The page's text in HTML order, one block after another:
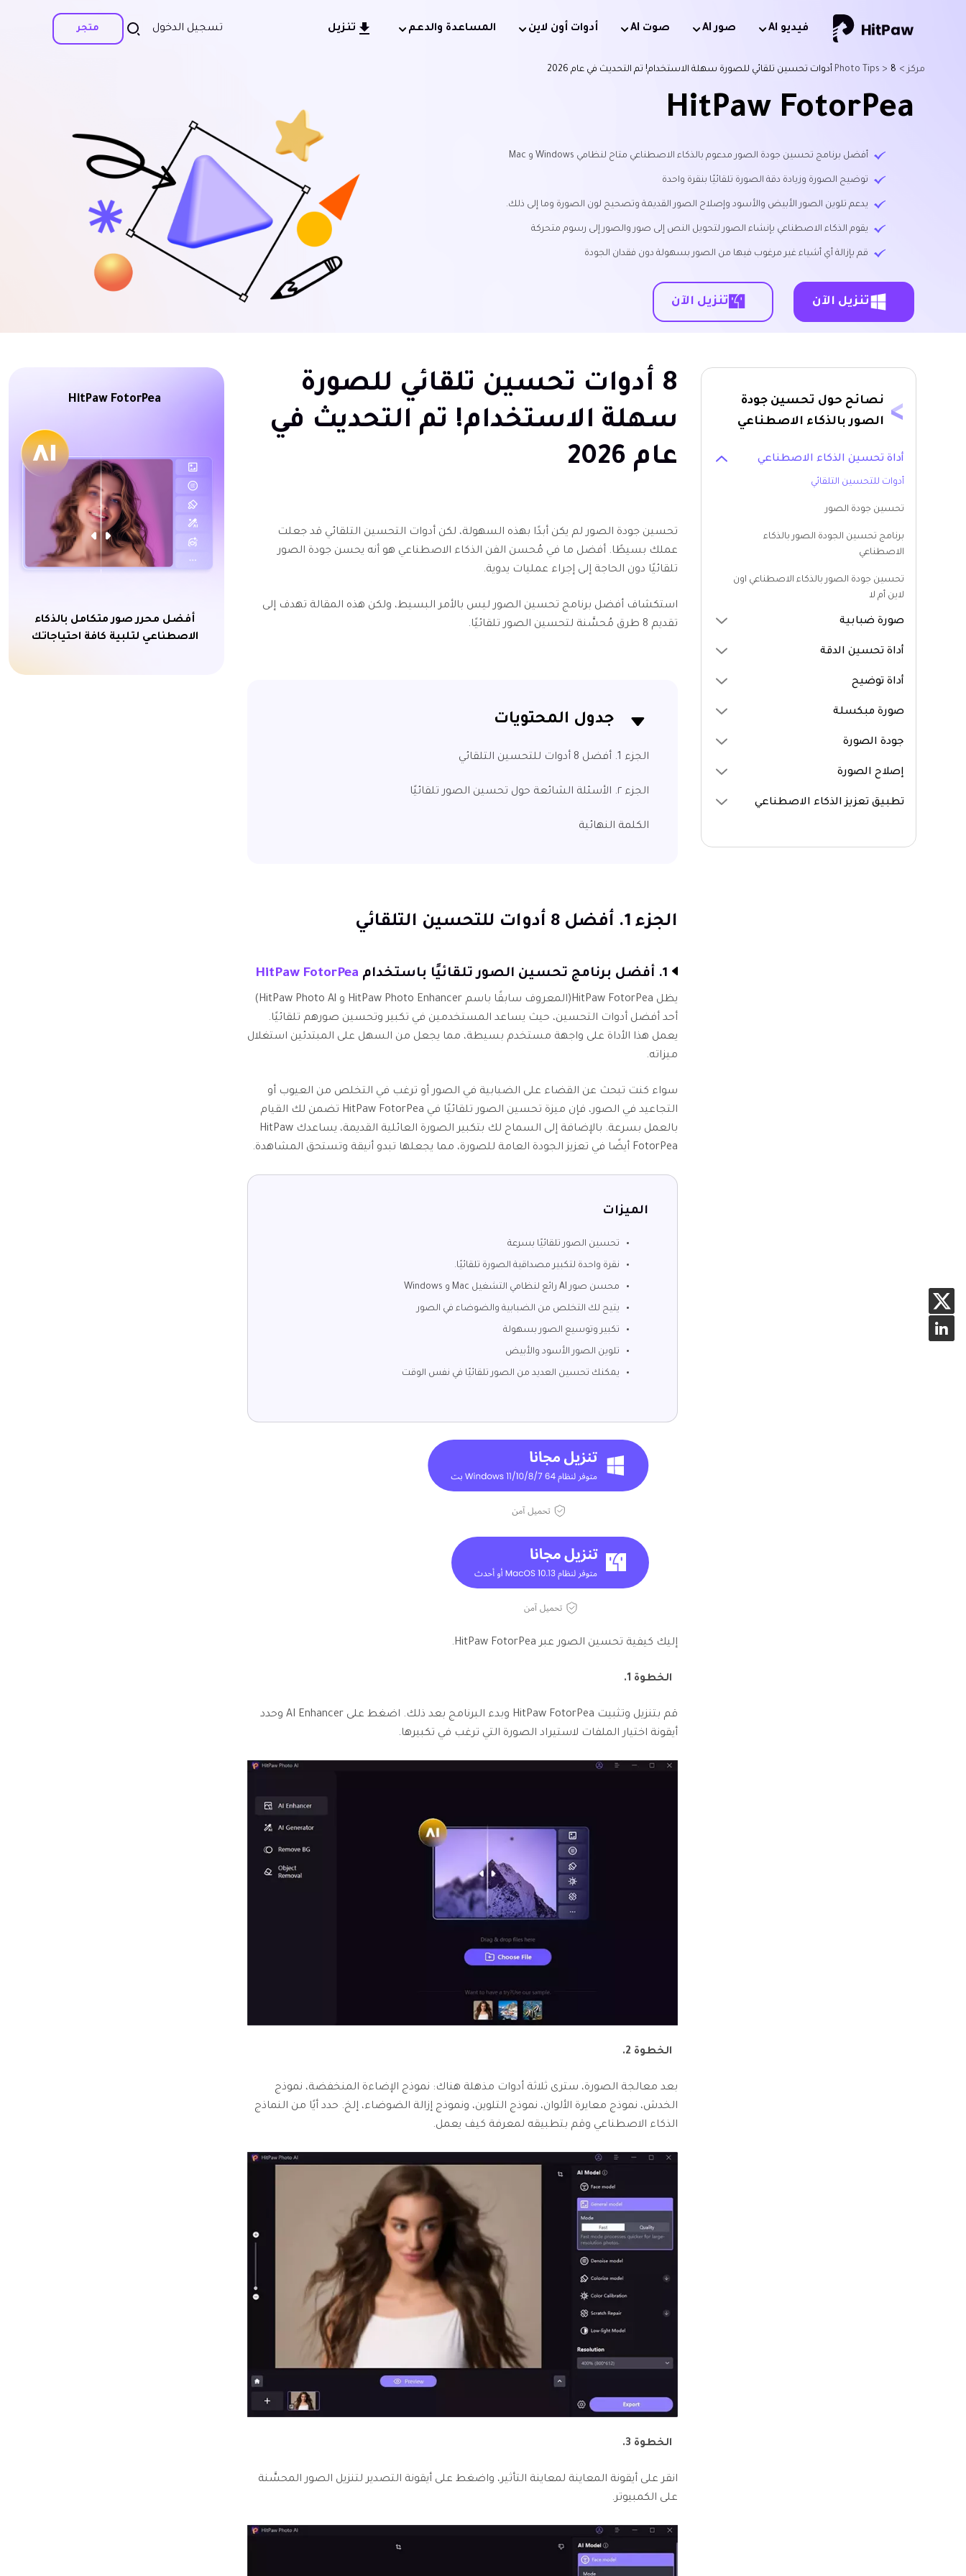
تسجيل الدخول متجر فيديو Al صور AI صوت AI أدوات أون لاين المساعدة والدعم تنزيل
مركز > Photo Tips > 8 أدوات تحسين تلقائي للصورة سهلة الاستخدام! تم التحديث في عام 2026
HitPaw FotorPea
أفضل برنامج تحسين جودة الصور مدعوم بالذكاء الاصطناعي متاح لنظامي Windows و Mac
توضيح الصورة وزيادة دقة الصورة تلقائيًا بنقرة واحدة
يدعم تلوين الصور الأبيض والأسود وإصلاح الصور القديمة وتصحيح لون الصورة وما إلى ذلك.
يقوم الذكاء الاصطناعي بإنشاء الصور لتحويل النص إلى صور والصور إلى رسوم متحركة
قم بإزالة أي أشياء غير مرغوب فيها من الصور بسهولة دون فقدان الجودة
تنزيل الآن تنزيل الآن
نصائح حول تحسين جودة
الصور بالذكاء الاصطناعي
أداة تحسين الذكاء الاصطناعي
أدوات للتحسين التلقائي
تحسين جودة الصور
برنامج تحسين الجودة الصور بالذكاء
الاصطناعي
تحسين جودة الصور بالذكاء الاصطناعي اون
لاين أم لا
أفضل برامج تحسين جودة الصور
كيفية تحسين الصورة
أفضل محسن للصور اون لاين
محسنات الصور
صورة ضبابية
أداة تحسين الدقة
أداة توضيح
صورة مبكسلة
جودة الصورة
إصلاح الصورة
تطبيق تعزيز الذكاء الاصطناعي
8 أدوات تحسين تلقائي للصورة
سهلة الاستخدام! تم التحديث في
عام 2026
تحسين جودة الصور لم يكن أبدًا بهذه السهولة، لكن أدوات التحسين التلقائي قد جعلت
عملك بسيطًا. أفضل ما في مُحسن الفن الذكاء الاصطناعي هو أنه يحسن جودة الصور
تلقائيًا دون الحاجة إلى إجراء عمليات يدوية.
استكشاف أفضل برنامج تحسين الصور ليس بالأمر البسيط، ولكن هذه المقالة تهدف إلى
تقديم 8 طرق مُحسَّنة لتحسين الصور تلقائيًا.
جدول المحتويات
الجزء 1. أفضل 8 أدوات للتحسين التلقائي
الجزء ٢. الأسئلة الشائعة حول تحسين الصور تلقائيًا
الكلمة النهائية
الجزء 1. أفضل 8 أدوات للتحسين التلقائي
1. أفضل برنامج تحسين الصور تلقائيًا باستخدام HitPaw FotorPea
يظل HitPaw FotorPea(المعروف سابقًا باسم HitPaw Photo Enhancer و HitPaw Photo Al)
أحد أفضل أدوات التحسين، حيث يساعد المستخدمين في تكبير وتحسين صورهم تلقائيًا.
يعمل هذا الأداة على واجهة مستخدم بسيطة، مما يجعل من السهل على المبتدئين استغلال
ميزاته.
سواء كنت تبحث عن القضاء على الضبابية في الصور أو ترغب في التخلص من العيوب أو
التجاعيد في الصور، فإن ميزة تحسين الصور تلقائيًا في HitPaw FotorPea تضمن لك القيام
بالعمل بسرعة. بالإضافة إلى السماح لك بتكبير الصورة العائلية القديمة، يساعدك HitPaw
FotorPea أيضًا في تعزيز الجودة العامة للصورة، مما يجعلها تبدو أنيقة وتستحق المشاهدة.
الميزات
تحسين الصور تلقائيًا بسرعة
نقرة واحدة لتكبير مصداقية الصورة تلقائيًا.
محسن صور AI رائع لنظامي التشغيل Mac و Windows
يتيح لك التخلص من الضبابية والضوضاء في الصور
تكبير وتوسيع الصور بسهولة
تلوين الصور الأسود والأبيض
يمكنك تحسين العديد من الصور تلقائيًا في نفس الوقت
إليك كيفية تحسين الصور عبر HitPaw FotorPea.
الخطوة 1.
قم بتنزيل وتثبيت HitPaw FotorPea وبدء البرنامج بعد ذلك. اضغط على AI Enhancer وحدد
أيقونة اختيار الملفات لاستيراد الصورة التي ترغب في تكبيرها.
الخطوة 2.
بعد معالجة الصورة، سترى ثلاثة أدوات مذهلة هناك: نموذج الإضاءة المنخفضة، نموذج
الخدش، نموذج معايرة الألوان، نموذج التلوين، ونموذج إزالة الضوضاء، إلخ. حدد أيًا من النماذج
الذكاء الاصطناعي وقم بتطبيقه لمعرفة كيف يعمل.
الخطوة 3.
انقر على أيقونة المعاينة لمعاينة التأثير، واضغط على أيقونة التصدير لتنزيل الصور المحسَّنة
على الكمبيوتر.
HitPaw FotorPea
أفضل محرر صور متكامل بالذكاء
الاصطناعي لتلبية كافة احتياجاتك